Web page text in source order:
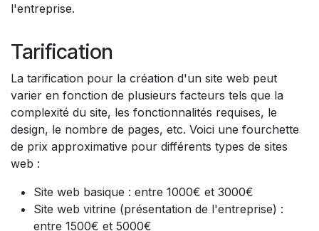
l'entreprise.
Tarification
La tarification pour la création d'un site web peut
varier en fonction de plusieurs facteurs tels que la
complexité du site, les fonctionnalités requises, le
design, le nombre de pages, etc. Voici une fourchette
de prix approximative pour différents types de sites
web :
Site web basique : entre 1000€ et 3000€
Site web vitrine (présentation de l'entreprise) :
entre 1500€ et 5000€